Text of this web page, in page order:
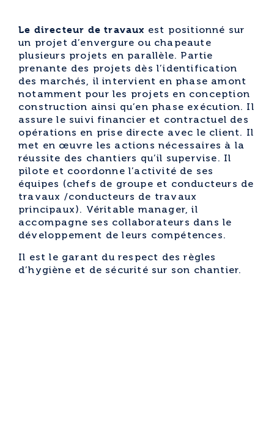
Le directeur de travaux est positionné sur
un projet d’envergure ou chapeaute
plusieurs projets en parallèle. Partie
prenante des projets dès l’identification
des marchés, il intervient en phase amont
notamment pour les projets en conception
construction ainsi qu’en phase exécution. Il
assure le suivi financier et contractuel des
opérations en prise directe avec le client. Il
met en œuvre les actions nécessaires à la
réussite des chantiers qu’il supervise. Il
pilote et coordonne l’activité de ses
équipes (chefs de groupe et conducteurs de
travaux /conducteurs de travaux
principaux). Véritable manager, il
accompagne ses collaborateurs dans le
développement de leurs compétences.
Il est le garant du respect des règles
d’hygiène et de sécurité sur son chantier.